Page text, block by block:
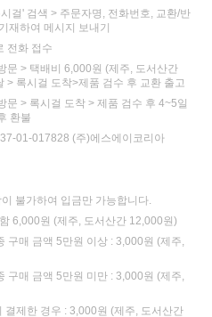
걸' 검색 > 주문자명, 전화번호, 교환/반
재하여 메시지 보내기
전화 접수
문 > 택배비 6,000원 (제주, 도서산간
> 록시걸 도착>제품 검수 후 교환 출고
문 > 록시걸 도착 > 제품 검수 후 4~5일
환불
01-017828 (주)에스에이코리아
불가하여 입금만 가능합니다.
6,000원 (제주, 도서산간 12,000원)
구매 금액 5만원 이상 : 3,000원 (제주,
구매 금액 5만원 미만 : 3,000원 (제주,
결제한 경우 : 3,000원 (제주, 도서산간